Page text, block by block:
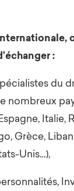
:
du
nombreux
Italie,
Grèce,
Unis…),